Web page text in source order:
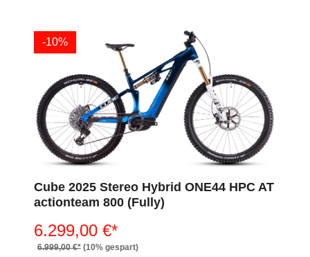
-10%
Cube 2025 Stereo Hybrid ONE44 HPC AT
actionteam 800 (Fully)
6.299,00 €*
6.999,00 €* (10% gespart)